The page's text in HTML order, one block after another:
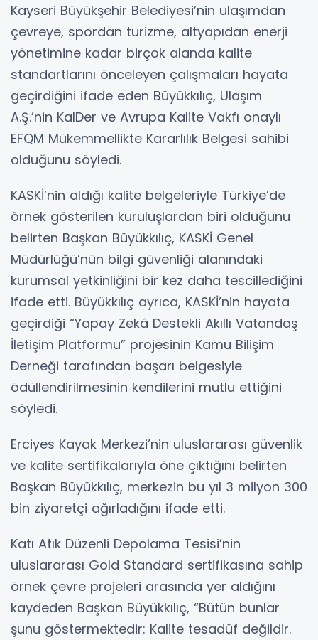
Kayseri Büyükşehir Belediyesi’nin ulaşımdan
çevreye, spordan turizme, altyapıdan enerji
yönetimine kadar birçok alanda kalite
standartlarını önceleyen çalışmaları hayata
geçirdiğini ifade eden Büyükkılıç, Ulaşım
A.Ş.’nin KalDer ve Avrupa Kalite Vakfı onaylı
EFQM Mükemmellikte Kararlılık Belgesi sahibi
olduğunu söyledi.
KASKİ’nin aldığı kalite belgeleriyle Türkiye’de
örnek gösterilen kuruluşlardan biri olduğunu
belirten Başkan Büyükkılıç, KASKİ Genel
Müdürlüğü’nün bilgi güvenliği alanındaki
kurumsal yetkinliğini bir kez daha tescillediğini
ifade etti. Büyükkılıç ayrıca, KASKİ’nin hayata
geçirdiği “Yapay Zekâ Destekli Akıllı Vatandaş
İletişim Platformu” projesinin Kamu Bilişim
Derneği tarafından başarı belgesiyle
ödüllendirilmesinin kendilerini mutlu ettiğini
söyledi.
Erciyes Kayak Merkezi’nin uluslararası güvenlik
ve kalite sertifikalarıyla öne çıktığını belirten
Başkan Büyükkılıç, merkezin bu yıl 3 milyon 300
bin ziyaretçi ağırladığını ifade etti.
Katı Atık Düzenli Depolama Tesisi’nin
uluslararası Gold Standard sertifikasına sahip
örnek çevre projeleri arasında yer aldığını
kaydeden Başkan Büyükkılıç, “Bütün bunlar
şunu göstermektedir: Kalite tesadüf değildir.